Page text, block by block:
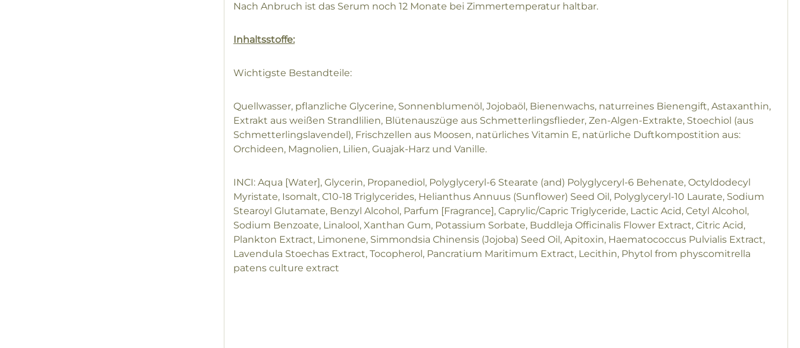
Nach Anbruch ist das Serum noch 12 Monate bei Zimmertemperatur haltbar.
Inhaltsstoffe:
Wichtigste Bestandteile:
Quellwasser, pflanzliche Glycerine, Sonnenblumenöl, Jojobaöl, Bienenwachs, naturreines Bienengift, Astaxanthin,
Extrakt aus weißen Strandlilien, Blütenauszüge aus Schmetterlingsflieder, Zen-Algen-Extrakte, Stoechiol (aus
Schmetterlingslavendel), Frischzellen aus Moosen, natürliches Vitamin E, natürliche Duftkompostition aus:
Orchideen, Magnolien, Lilien, Guajak-Harz und Vanille.
INCI: Aqua [Water], Glycerin, Propanediol, Polyglyceryl-6 Stearate (and) Polyglyceryl-6 Behenate, Octyldodecyl
Myristate, Isomalt, C10-18 Triglycerides, Helianthus Annuus (Sunflower) Seed Oil, Polyglyceryl-10 Laurate, Sodium
Stearoyl Glutamate, Benzyl Alcohol, Parfum [Fragrance], Caprylic/Capric Triglyceride, Lactic Acid, Cetyl Alcohol,
Sodium Benzoate, Linalool, Xanthan Gum, Potassium Sorbate, Buddleja Officinalis Flower Extract, Citric Acid,
Plankton Extract, Limonene, Simmondsia Chinensis (Jojoba) Seed Oil, Apitoxin, Haematococcus Pulvialis Extract,
Lavendula Stoechas Extract, Tocopherol, Pancratium Maritimum Extract, Lecithin, Phytol from physcomitrella
patens culture extract